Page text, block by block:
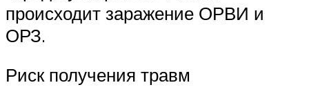
происходит заражение ОРВИ и
ОРЗ.
Риск получения травм